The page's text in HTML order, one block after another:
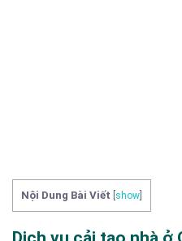
Nội Dung Bài Viết show